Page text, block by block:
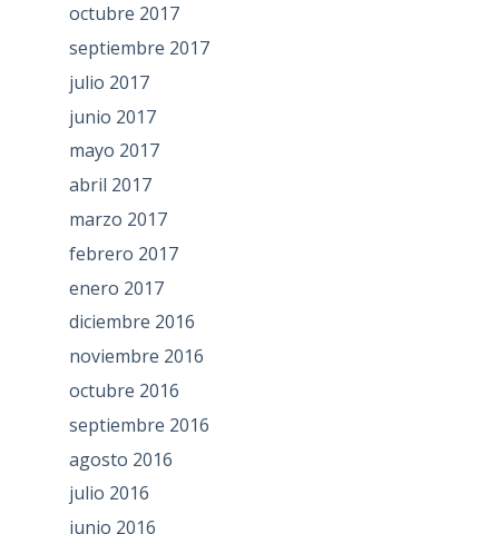
octubre 2017
septiembre 2017
julio 2017
junio 2017
mayo 2017
abril 2017
marzo 2017
febrero 2017
enero 2017
diciembre 2016
noviembre 2016
octubre 2016
septiembre 2016
agosto 2016
julio 2016
junio 2016